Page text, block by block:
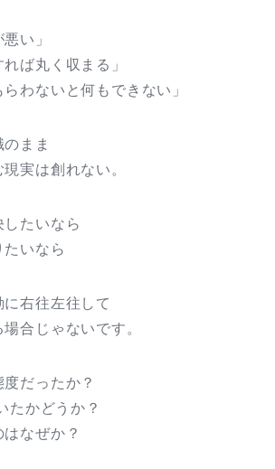
い」
ば丸く収まる」
らわないと何もできない」
まま
実は創れない。
たいなら
いなら
右往左往して
合じゃないです。
だったか？
たかどうか？
なぜか？